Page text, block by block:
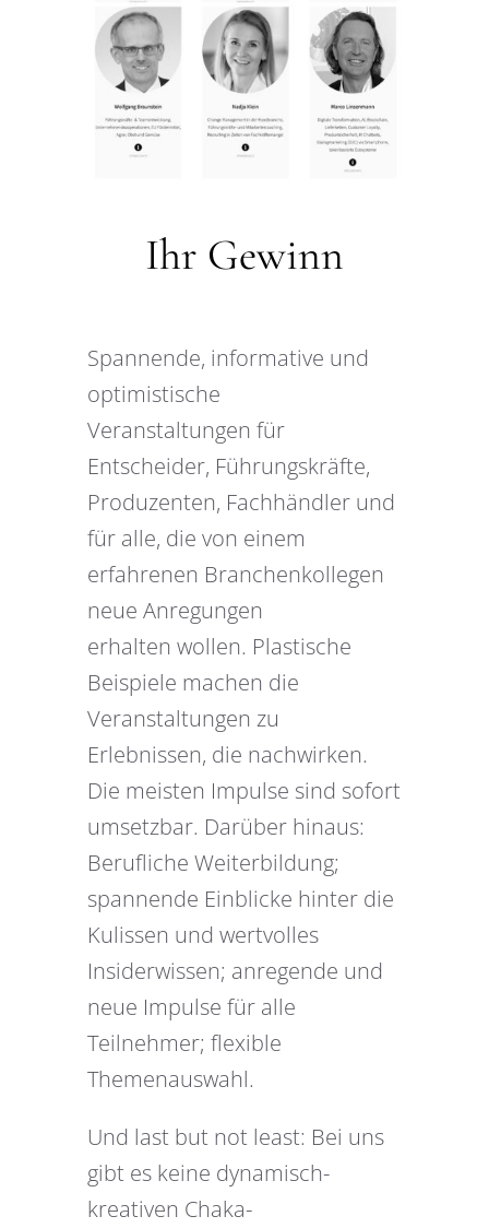
Ihr Gewinn
Spannende, informative und
optimistische
Veranstaltungen für
Entscheider, Führungskräfte,
Produzenten, Fachhändler und
für alle, die von einem
erfahrenen Branchenkollegen
neue Anregungen
erhalten wollen. Plastische
Beispiele machen die
Veranstaltungen zu
Erlebnissen, die nachwirken.
Die meisten Impulse sind sofort
umsetzbar. Darüber hinaus:
Berufliche Weiterbildung;
spannende Einblicke hinter die
Kulissen und wertvolles
Insiderwissen; anregende und
neue Impulse für alle
Teilnehmer; flexible
Themenauswahl.
Und last but not least: Bei uns
gibt es keine dynamisch-
kreativen Chaka-